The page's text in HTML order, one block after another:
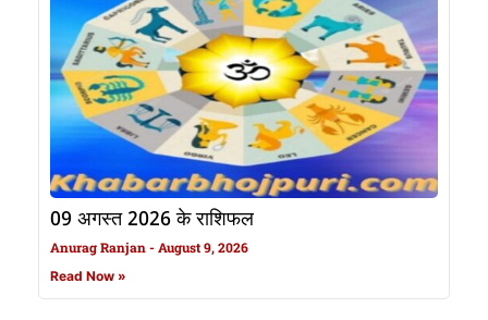
09 अगस्त 2026 के राशिफल
Anurag Ranjan August 9, 2026
Read Now »